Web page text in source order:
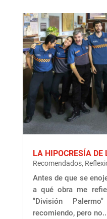
LA HIPOCRESÍA DE
Recomendados,
Antes de que se
a qué obra me
"División
recomiendo, pero